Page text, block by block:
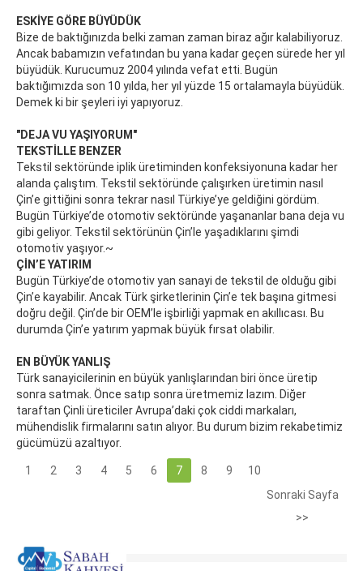
ESKİYE GÖRE BÜYÜDÜK
Bize de baktığınızda belki zaman zaman biraz ağır kalabiliyoruz.
Ancak babamızın vefatından bu yana kadar geçen sürede her yıl
büyüdük. Kurucumuz 2004 yılında vefat etti. Bugün
baktığımızda son 10 yılda, her yıl yüzde 15 ortalamayla büyüdük.
Demek ki bir şeyleri iyi yapıyoruz.
"DEJA VU YAŞIYORUM"
TEKSTİLLE BENZER
Tekstil sektöründe iplik üretiminden konfeksiyonuna kadar her
alanda çalıştım. Tekstil sektöründe çalışırken üretimin nasıl
Çin’e gittiğini sonra tekrar nasıl Türkiye’ye geldiğini gördüm.
Bugün Türkiye’de otomotiv sektöründe yaşananlar bana deja vu
gibi geliyor. Tekstil sektörünün Çin’le yaşadıklarını şimdi
otomotiv yaşıyor.~
ÇİN’E YATIRIM
Bugün Türkiye’de otomotiv yan sanayi de tekstil de olduğu gibi
Çin’e kayabilir. Ancak Türk şirketlerinin Çin’e tek başına gitmesi
doğru değil. Çin’de bir OEM’le işbirliği yapmak en akıllıcası. Bu
durumda Çin’e yatırım yapmak büyük fırsat olabilir.
EN BÜYÜK YANLIŞ
Türk sanayicilerinin en büyük yanlışlarından biri önce üretip
sonra satmak. Önce satıp sonra üretmemiz lazım. Diğer
taraftan Çinli üreticiler Avrupa’daki çok ciddi markaları,
mühendislik firmalarını satın alıyor. Bu durum bizim rekabetimiz
gücümüzü azaltıyor.
1 2 3 4 5 6 7 8 9
10
Sonraki Sayfa
>>